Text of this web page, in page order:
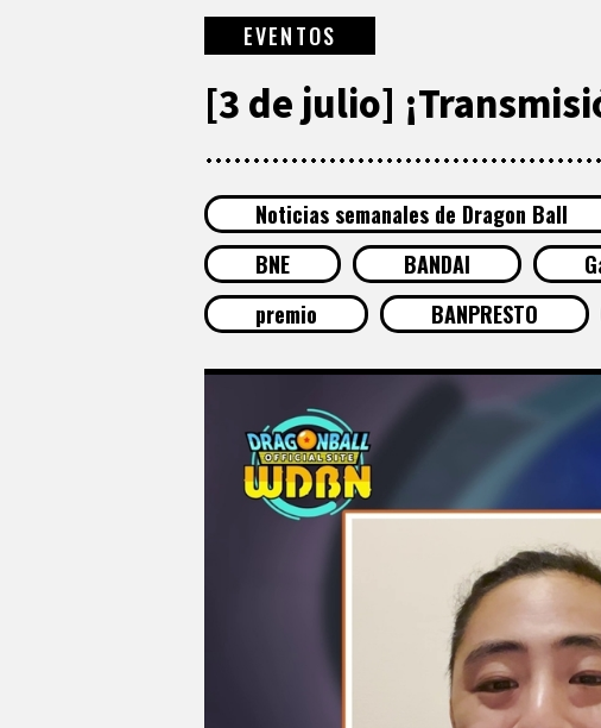
EVENTOS
[3 de julio]
Noticias semanales de Dragon Ball
BNE
BANDAI
premio
BANPRESTO